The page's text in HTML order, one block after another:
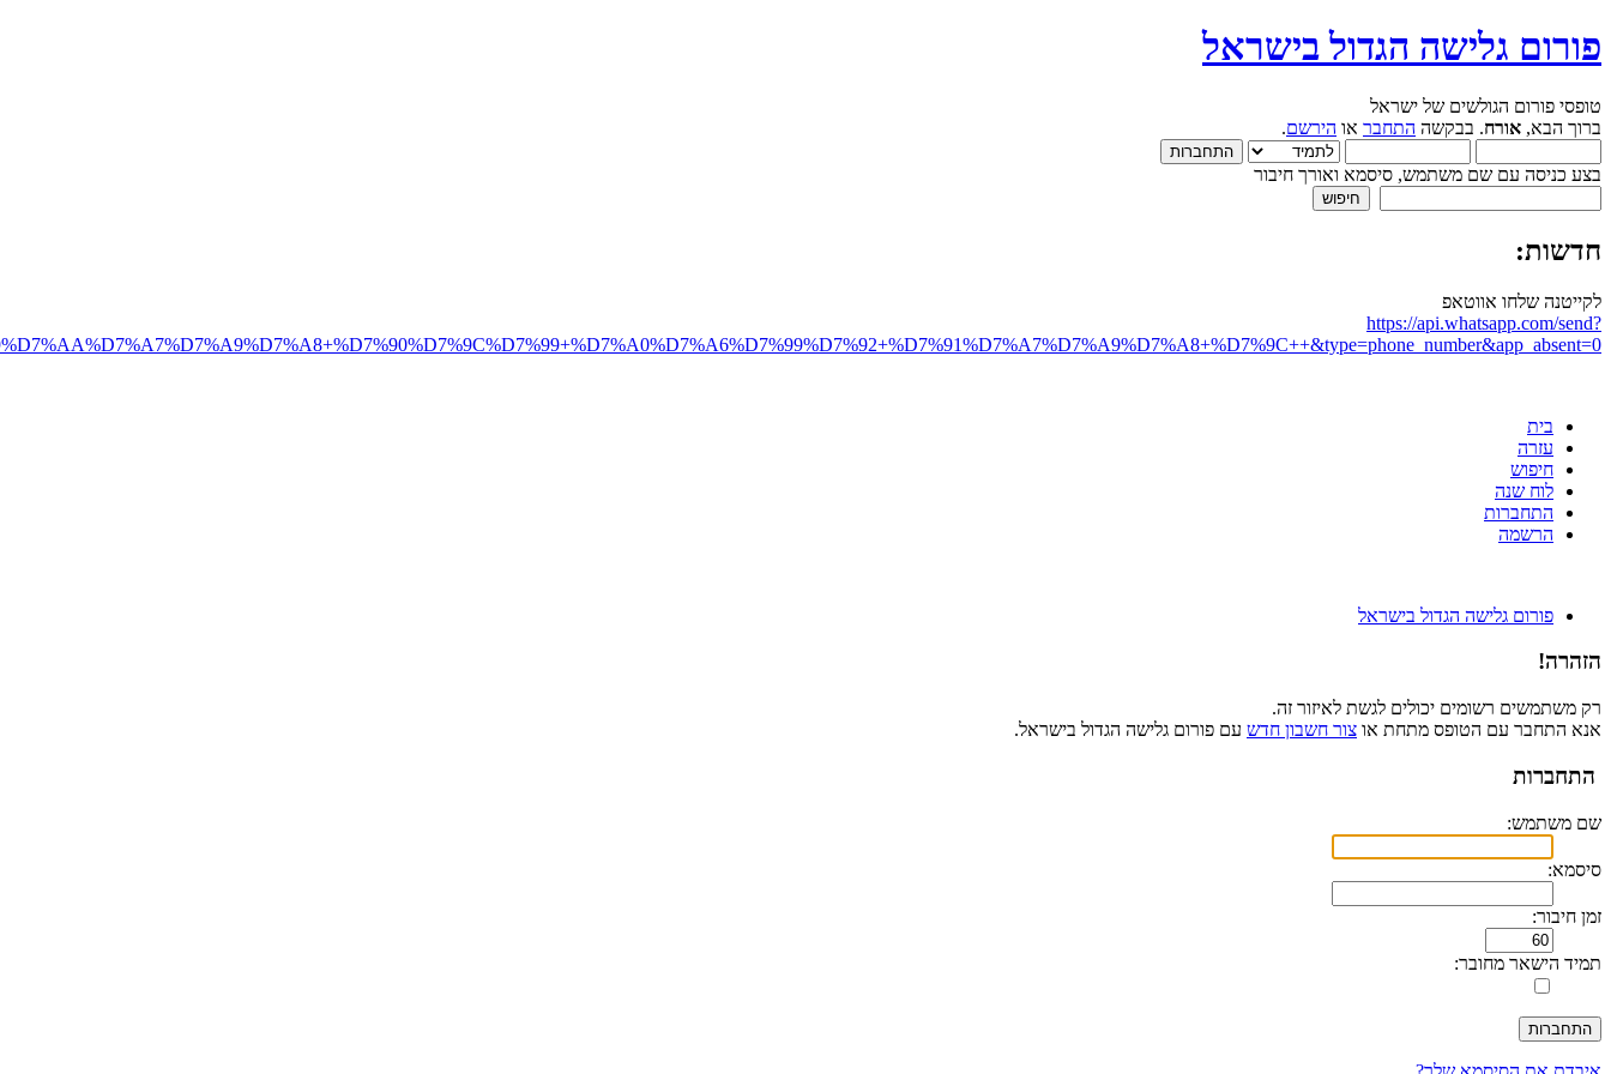
פורום גלישה הגדול בישראל
טופסי פורום הגולשים של ישראל
ברוך הבא, אורח. בבקשה התחבר או הירשם.
בצע כניסה עם שם משתמש, סיסמא ואורך חיבור
חדשות:
לקייטנה שלחו אווטאפ
https://api.whatsapp.com/send?
בית
עזרה
חיפוש
לוח שנה
התחברות
הרשמה
פורום גלישה הגדול בישראל
הזהרה!
רק משתמשים רשומים יכולים לגשת לאיזור זה.
אנא התחבר עם הטופס מתחת או צור חשבון חדש עם פורום גלישה הגדול בישראל.
התחברות
שם משתמש:
סיסמא:
זמן חיבור:
תמיד הישאר מחובר: